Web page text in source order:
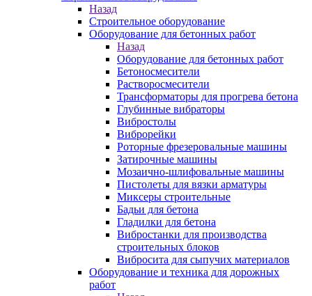
Назад
Строительное оборудование
Оборудование для бетонных работ
Назад
Оборудование для бетонных работ
Бетоносмесители
Растворосмесители
Трансформаторы для прогрева бетона
Глубинные вибраторы
Вибростолы
Виброрейки
Роторные фрезеровальные машины
Затирочные машины
Мозаично-шлифовальные машины
Пистолеты для вязки арматуры
Миксеры строительные
Бадьи для бетона
Гладилки для бетона
Вибростанки для производства
строительных блоков
Вибросита для сыпучих материалов
Оборудование и техника для дорожных
работ